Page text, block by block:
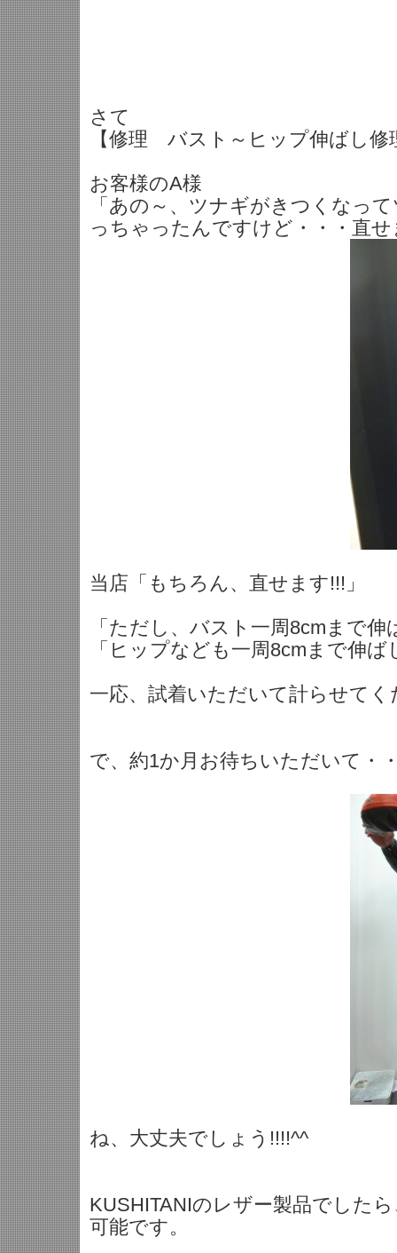
さて
【修理 バスト～ヒップ伸ばし修
お客様のA様
「あの～、ツナギがきつくなっ
っちゃったんですけど・・・直
当店「もちろん、直せます!!!」
「ただし、バスト一周8cmまで
「ヒップなども一周8cmまで伸
一応、試着いただいて計らせてく
で、約1か月お待ちいただいて・
ね、大丈夫でしょう!!!!^^
KUSHITANIのレザー製品でした
可能です。